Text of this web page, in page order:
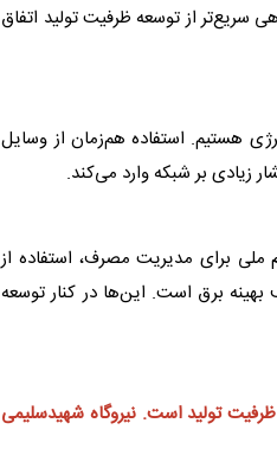
سریع‌تر از توسعه ظرفیت تولید اتفاق
هستیم. استفاده هم‌زمان از وسایل
زیادی بر شبکه وارد می‌کند.
ملی برای مدیریت مصرف، استفاده از
برق است. این‌ها در کنار توسعه
تولید است. نیروگاه شهیدسلیمی